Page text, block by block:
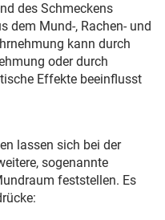
des Schmeckens
dem Mund-, Rachen- und
kann durch
oder durch
Effekte beeinflusst
lassen sich bei der
soge­nann­te
feststellen. Es